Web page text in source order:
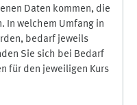
Daten kommen, die
In welchem Umfang in
bedarf jeweils
Sie sich bei Bedarf
für den jeweiligen Kurs